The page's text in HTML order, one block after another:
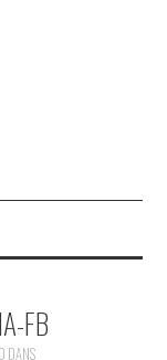
FB
DANS